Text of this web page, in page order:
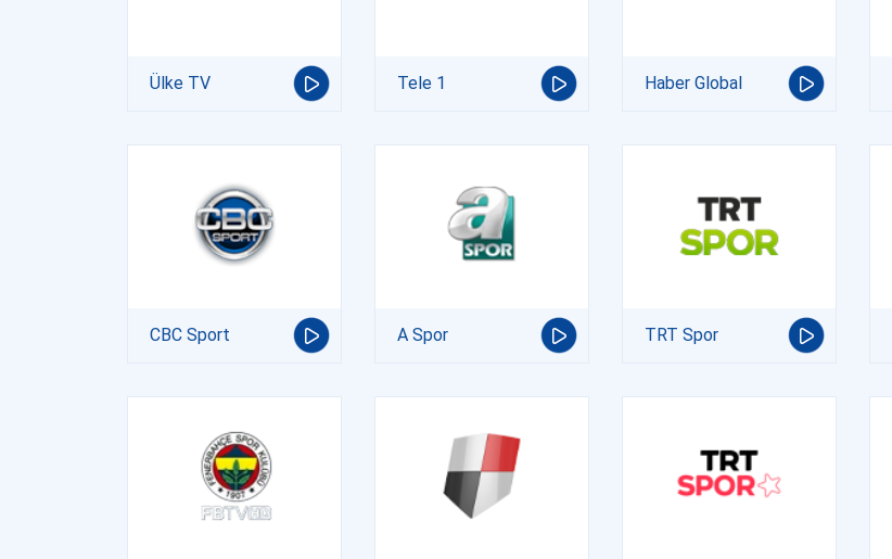
Ülke TV Tele 1 Haber Global
CBC Sport A Spor TRT Spor